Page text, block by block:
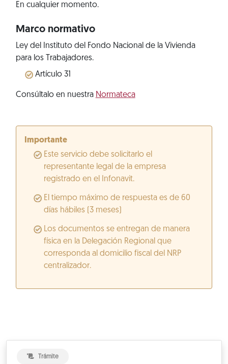
En cualquier momento.
Marco normativo
Ley del Instituto del Fondo Nacional de la Vivienda
para los Trabajadores.
Artículo 31
Consúltalo en nuestra Normateca
Importante
Este servicio debe solicitarlo el
representante legal de la empresa
registrado en el Infonavit.
El tiempo máximo de respuesta es de 60
días hábiles (3 meses)
Los documentos se entregan de manera
física en la Delegación Regional que
corresponda al domicilio fiscal del NRP
centralizador.
Trámite